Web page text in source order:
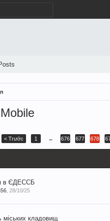
< Trước 1 ← 676 677 678
в ЄДЕССБ
28/10/25
міських кладовищ